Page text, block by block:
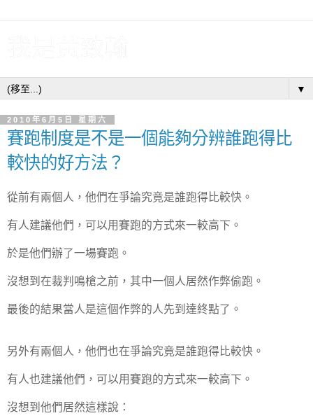
▼
2010年6月5日 星期六
賽跑制度是不是一個能夠分辨誰跑得比
較快的好方法？
從前有兩個人，他們在爭論究竟是誰跑得比較快。
有人建議他們，可以用賽跑的方式來一較高下。
於是他們辦了一場賽跑。
沒想到在裁判鳴槍之前，其中一個人居然作弊偷跑。
最後的結果當人是這個作弊的人先到達終點了。
另外有兩個人，他們也在爭論究竟是誰跑得比較快。
有人也建議他們，可以用賽跑的方式來一較高下。
沒想到他們居然這樣說：